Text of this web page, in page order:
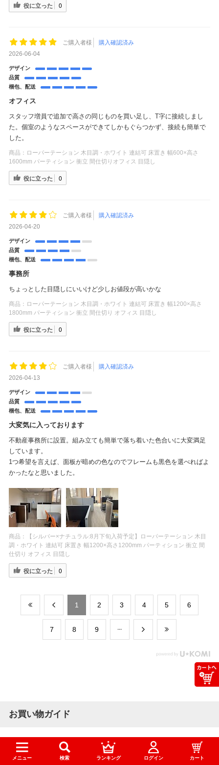
役に立った 0
ご購入者様
購入確認済み
2026-06-04
デザイン
品質
梱包、配送
オフィス
スタッフ増員で追加で高さの同じものを買い足し、T字に接続しまし
た。個室のようなスペースができてしかもぐらつかず、接続も簡単で
した。
商品： ローパーテーション 木目調・ホワイト 連結可 床置き 幅600×高さ
1600mm パーティション 衝立 間仕切りオフィス 目隠し
役に立った 0
ご購入者様
購入確認済み
2026-04-20
デザイン
品質
梱包、配送
事務所
ちょっとした目隠しにいいけど少しお値段が高いかな
商品： ローパーテーション 木目調・ホワイト 連結可 床置き 幅1200×高さ
1800mm パーティション 衝立 間仕切り オフィス 目隠し
役に立った 0
ご購入者様
購入確認済み
2026-04-13
デザイン
品質
梱包、配送
大変気に入っております
不動産事務所に設置。組み立ても簡単で落ち着いた色合いに大変満足
しています。
1つ希望を言えば、面板が暗めの色なのでフレームも黒色を選べればよ
かったなと思いました。
商品：
【シルバー×ナチュラル:8月下旬入荷予定】ローパーテーション 木目
調・ホワイト 連結可 床置き 幅1200×高さ1200mm パーティション 衝立 間
仕切り オフィス 目隠し
役に立った 0
​1 ​2 ​3 ​4 ​5 ​6
​7 ​8 ​9
お買い物ガイド
送料について
オフィス家具や文房具が3,300円(税込)以上のご注文で送料無
メニュー 検索 ランキング ログイン カート